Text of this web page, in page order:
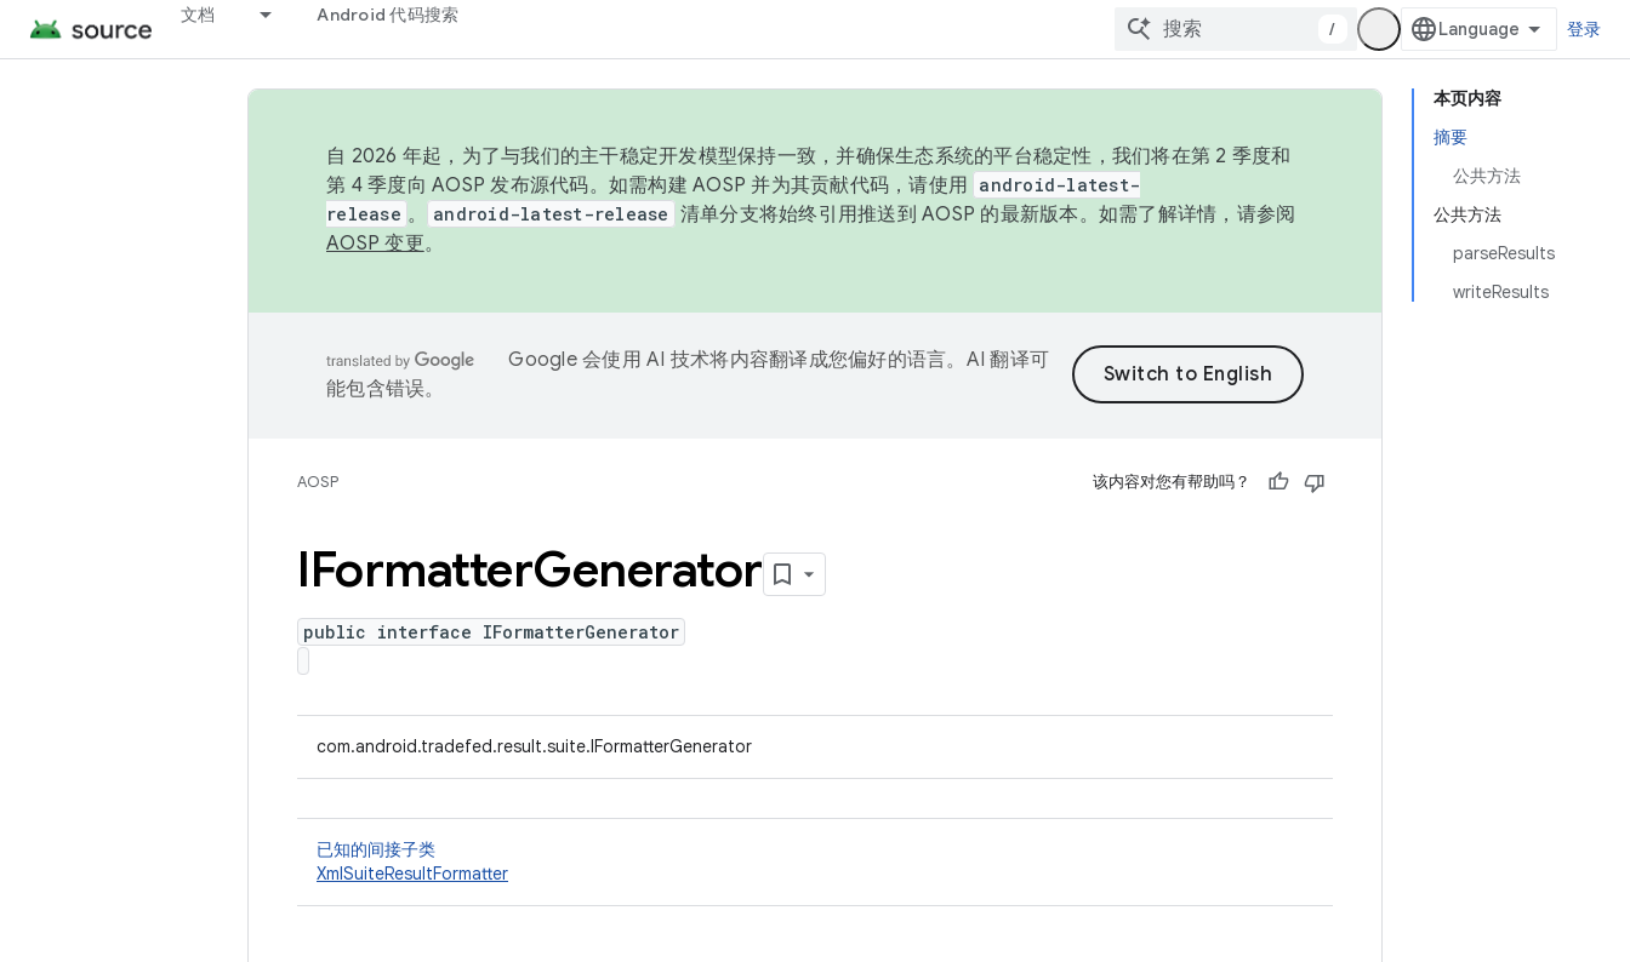
文档 Android 代码搜索
/ 登录
本页内容
摘要
公共方法
公共方法
parseResults
writeResults
自 2026 年起，为了与我们的主干稳定开发模型保持一致，并确保生态系统的平台稳定性，我们将在第 2 季度和
第 4 季度向 AOSP 发布源代码。如需构建 AOSP 并为其贡献代码，请使用 android-latest-
release 。 android-latest-release 清单分支将始终引用推送到 AOSP 的最新版本。如需了解详情，请参阅
AOSP 变更。
Google 会使用 AI 技术将内容翻译成您偏好的语言。AI 翻译可
能包含错误。
AOSP 该内容对您有帮助吗？
IFormatterGenerator
public interface IFormatterGenerator
com.android.tradefed.result.suite.IFormatterGenerator
已知的间接子类
XmlSuiteResultFormatter